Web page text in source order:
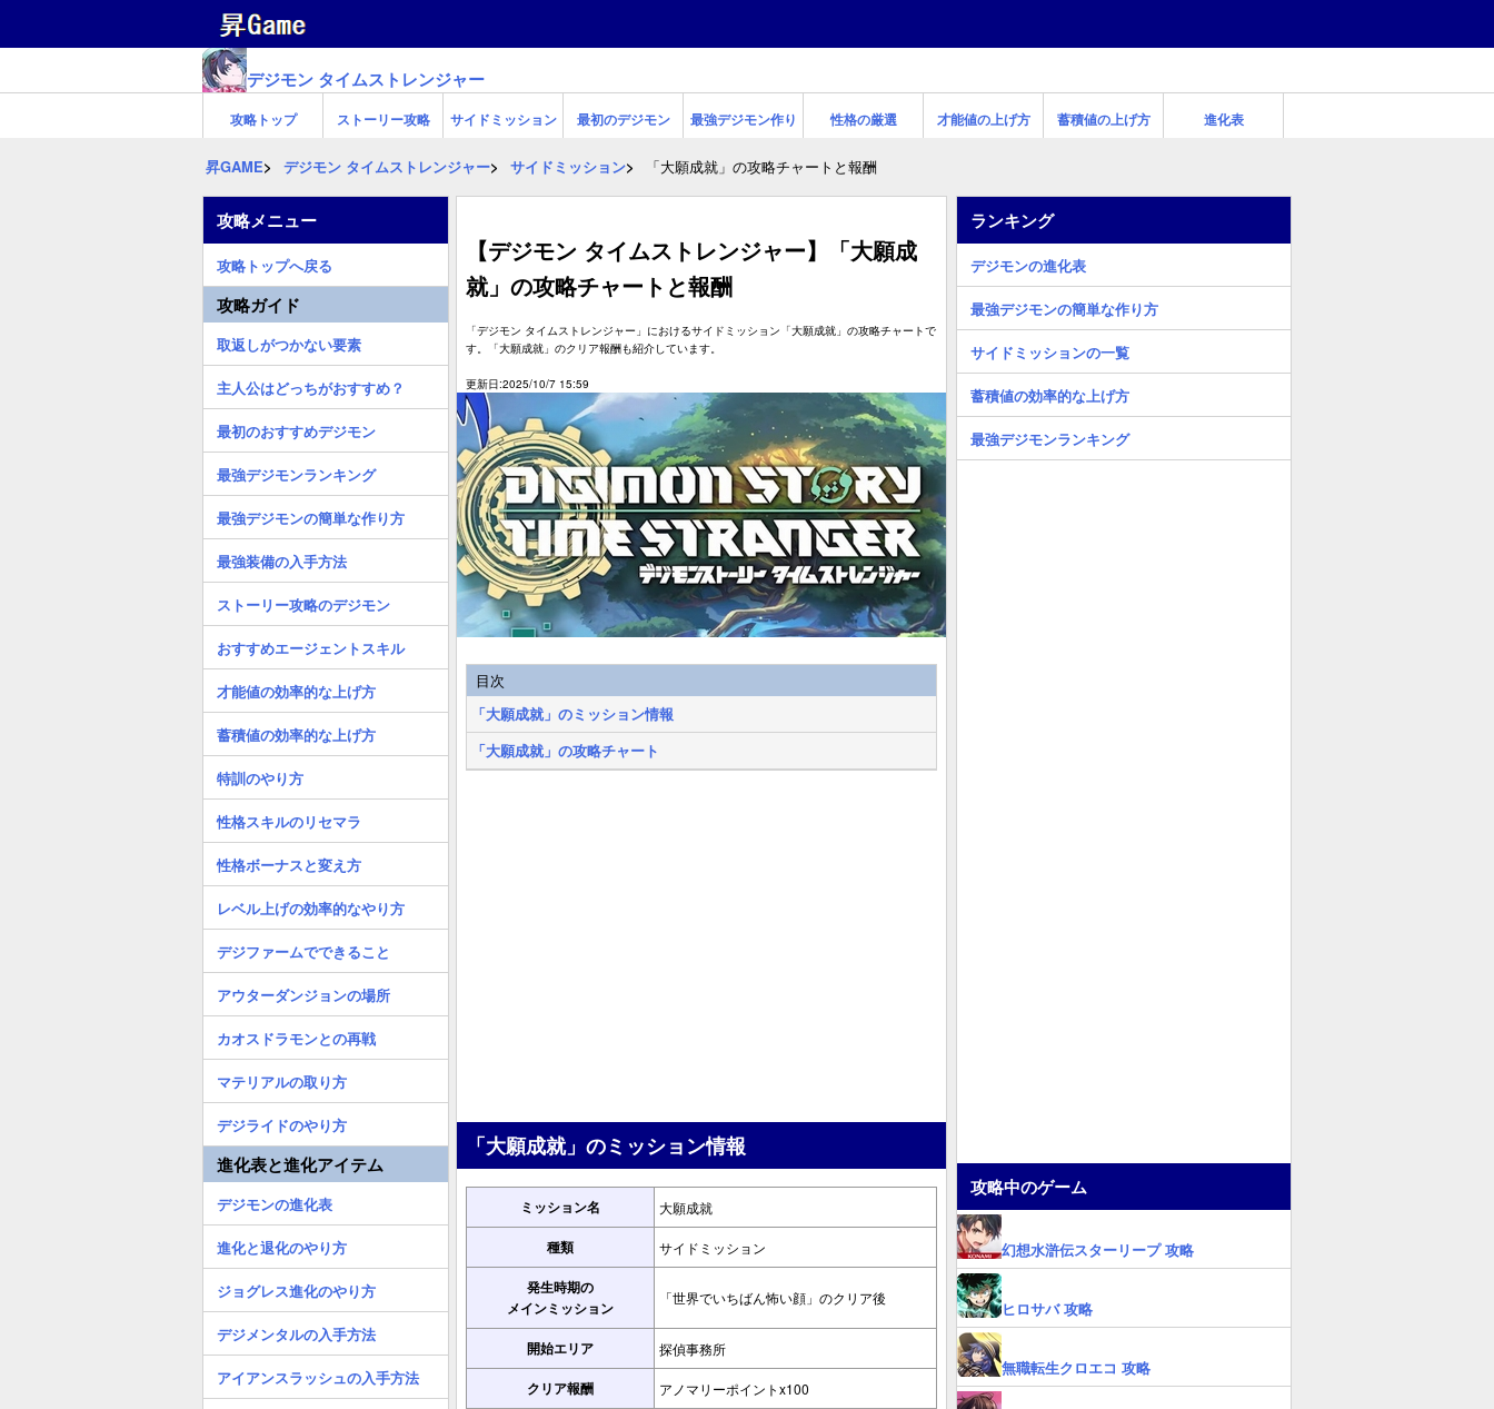
デジモン タイムストレンジャー
攻略トップ ストーリー攻略 サイドミッション 最初のデジモン 最強デジモン作り 性格の厳選 才能値の上げ方 蓄積値の上げ方 進化表
昇GAME デジモン タイムストレンジャー サイドミッション 「大願成就」の攻略チャートと報酬
【デジモン タイムストレンジャー】「大願成
就」の攻略チャートと報酬
「デジモン タイムストレンジャー」におけるサイドミッション「大願成就」の攻略チャートで
す。「大願成就」のクリア報酬も紹介しています。
更新日:2025/10/7 15:59
目次
「大願成就」のミッション情報
「大願成就」の攻略チャート
「大願成就」のミッション情報
ミッション名 大願成就
種類 サイドミッション
発生時期の
メインミッション
「世界でいちばん怖い顔」のクリア後
開始エリア 探偵事務所
クリア報酬 アノマリーポイントx100
攻略メニュー
攻略トップへ戻る
攻略ガイド
取返しがつかない要素
主人公はどっちがおすすめ？
最初のおすすめデジモン
最強デジモンランキング
最強デジモンの簡単な作り方
最強装備の入手方法
ストーリー攻略のデジモン
おすすめエージェントスキル
才能値の効率的な上げ方
蓄積値の効率的な上げ方
特訓のやり方
性格スキルのリセマラ
性格ボーナスと変え方
レベル上げの効率的なやり方
デジファームでできること
アウターダンジョンの場所
カオスドラモンとの再戦
マテリアルの取り方
デジライドのやり方
進化表と進化アイテム
デジモンの進化表
進化と退化のやり方
ジョグレス進化のやり方
デジメンタルの入手方法
アイアンスラッシュの入手方法
ランキング
デジモンの進化表
最強デジモンの簡単な作り方
サイドミッションの一覧
蓄積値の効率的な上げ方
最強デジモンランキング
攻略中のゲーム
幻想水滸伝スターリープ 攻略
ヒロサバ 攻略
無職転生クロエコ 攻略